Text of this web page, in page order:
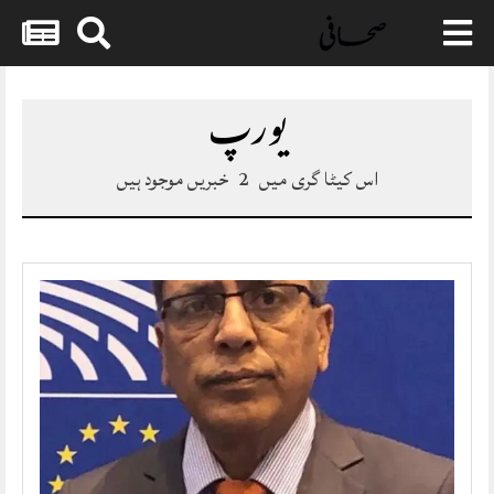
Skip
یورپاس کیٹا گری میں 2 خبریں موجود ہیں